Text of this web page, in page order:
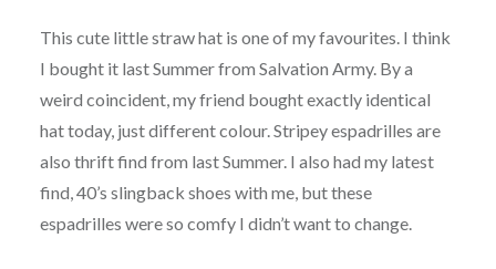
This cute little straw hat is one of my favourites. I think
I bought it last Summer from Salvation Army. By a
weird coincident, my friend bought exactly identical
hat today, just different colour. Stripey espadrilles are
also thrift find from last Summer. I also had my latest
find, 40’s slingback shoes with me, but these
espadrilles were so comfy I didn’t want to change.